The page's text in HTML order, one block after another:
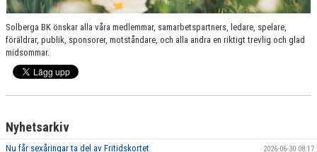
Solberga BK önskar alla våra medlemmar, samarbetspartners, ledare, spelare,
föräldrar, publik, sponsorer, motståndare, och alla andra en riktigt trevlig och glad
midsommar.
Nyhetsarkiv
Nu får sexåringar ta del av Fritidskortet 2026-06-30 08:17